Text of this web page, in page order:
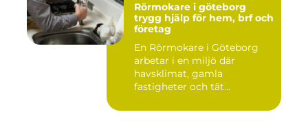
Rörmokare i göteborg
trygg hjälp för hem, brf och
företag
En Rörmokare i Göteborg
arbetar i en miljö där
havsklimat, gamla
fastigheter och tät